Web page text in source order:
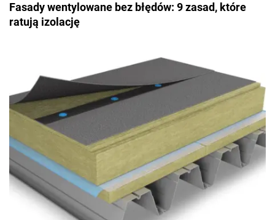
Fasady wentylowane bez błędów: 9 zasad, które
ratują izolację